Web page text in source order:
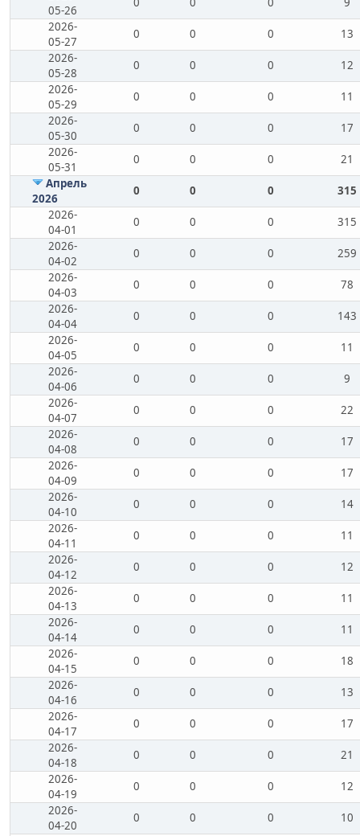
05-26
2026-
05-27
0 0 0
13
2026-
05-28
0 0 0
12
2026-
05-29
0 0 0
11
2026-
05-30
0 0 0
17
2026-
05-31
0 0 0
21
Апрель
2026
0 0 0
315
2026-
04-01
0 0 0
315
2026-
04-02
0 0 0
259
2026-
04-03
0 0 0
78
2026-
04-04
0 0 0
143
2026-
04-05
0 0 0
11
2026-
04-06
0 0 0
9
2026-
04-07
0 0 0
22
2026-
04-08
0 0 0
17
2026-
04-09
0 0 0
17
2026-
04-10
0 0 0
14
2026-
04-11
0 0 0
11
2026-
04-12
0 0 0
12
2026-
04-13
0 0 0
11
2026-
04-14
0 0 0
11
2026-
04-15
0 0 0
18
2026-
04-16
0 0 0
13
2026-
04-17
0 0 0
17
2026-
04-18
0 0 0
21
2026-
04-19
0 0 0
12
2026-
04-20
0 0 0
10